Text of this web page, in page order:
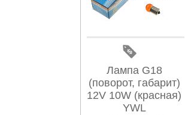
Лампа G18
(поворот, габарит)
12V 10W (красная)
YWL